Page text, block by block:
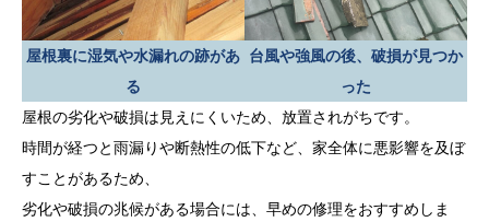
屋根裏に湿気や水漏れの跡があ
る
台風や強風の後、破損が見つか
った
屋根の劣化や破損は見えにくいため、放置されがちです。
時間が経つと雨漏りや断熱性の低下など、家全体に悪影響を及ぼ
すことがあるため、
劣化や破損の兆候がある場合には、早めの修理をおすすめしま